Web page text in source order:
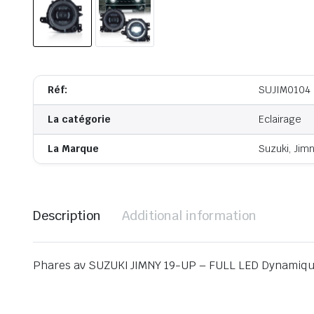
Réf: SUJIM0104
La catégorie Eclairage
La Marque Suzuki,
Description Additional information
Phares av SUZUKI JIMNY 19-UP – FULL LED